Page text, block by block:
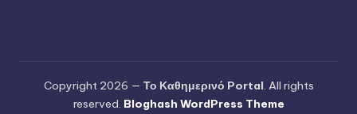
Copyright 2026 — Το Καθημερινό Portal. All rights
reserved. Bloghash WordPress Theme